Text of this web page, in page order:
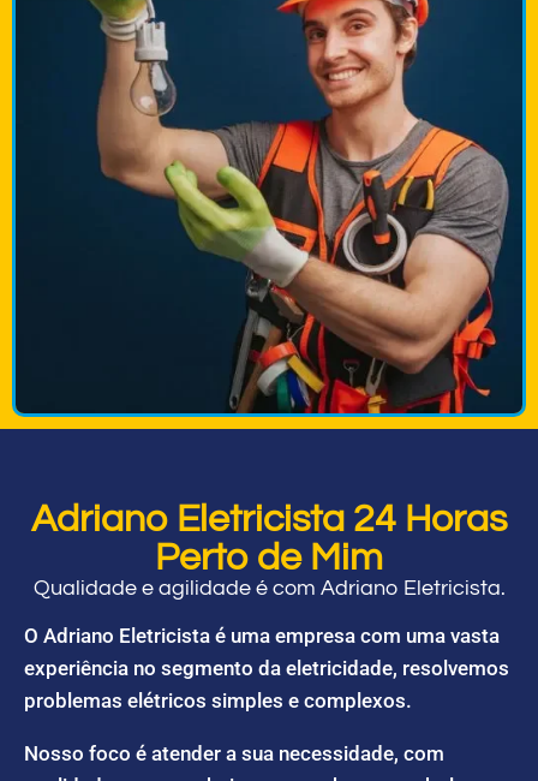
Adriano Eletricista 24 Horas
Perto de Mim
Qualidade e agilidade é com Adriano Eletricista.
O Adriano Eletricista é uma empresa com uma vasta
experiência no segmento da eletricidade, resolvemos
problemas elétricos simples e complexos.
Nosso foco é atender a sua necessidade, com